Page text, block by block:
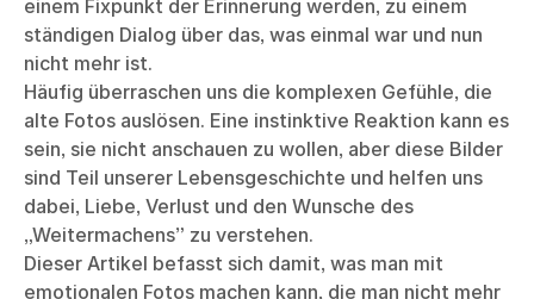
einem Fixpunkt der Erinnerung werden, zu einem
ständigen Dialog über das, was einmal war und nun
nicht mehr ist.
Häufig überraschen uns die komplexen Gefühle, die
alte Fotos auslösen. Eine instinktive Reaktion kann es
sein, sie nicht anschauen zu wollen, aber diese Bilder
sind Teil unserer Lebensgeschichte und helfen uns
dabei, Liebe, Verlust und den Wunsche des
„Weitermachens” zu verstehen.
Dieser Artikel befasst sich damit, was man mit
emotionalen Fotos machen kann, die man nicht mehr